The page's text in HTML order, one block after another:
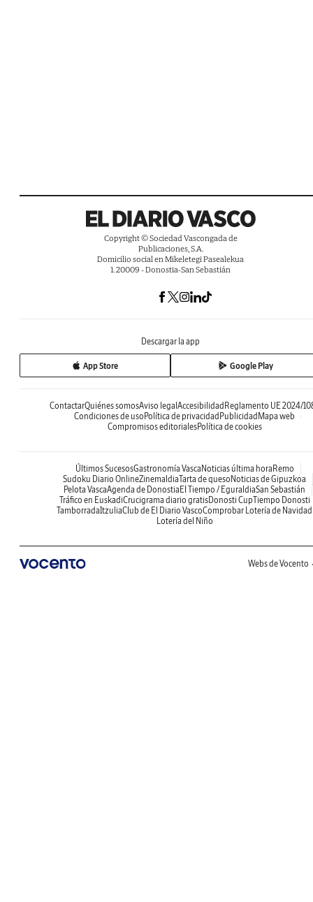
Copyright © Sociedad Vascongada de
Publicaciones, S.A.
Domicilio social en Mikeletegi Pasealekua
1. 20009 - Donostia-San Sebastián
Descargar la app
App Store Google Play
ContactarQuiénes somosAviso legal Accesibilidad Reglamento UE 2024/
Condiciones de uso Política de privacidad Publicidad Mapa web
Compromisos editorialesPolítica de cookies
Últimos SucesosGastronomía Vasca Noticias última hora Remo
Sudoku Diario OnlineZinemaldiaTarta de queso Noticias de Gipuzkoa
Pelota VascaAgenda de Donostia El Tiempo / EguraldiaSan Sebastián
Tráfico en EuskadiCrucigrama diario gratisDonosti CupTiempo Donosti
TamborradaItzuliaClub de El Diario VascoComprobar Lotería de Navidad
Lotería del Niño
Webs de Vocento